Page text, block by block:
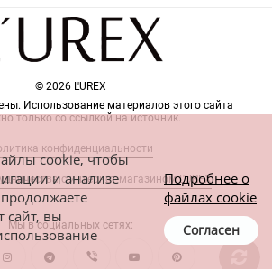
© 2026 L'UREX
Использование материалов этого сайта
только со ссылкой на источник.
конфиденциальности
с интернет-магазином L'UREX
Мы в социальных сетях:
cookie, чтобы
и анализе
сайт, вы
Подробнее о
файлах cookie
Согласен